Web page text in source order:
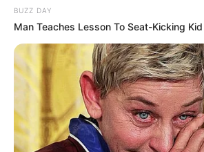
BUZZ DAY
Man Teaches Lesson To Seat-Kicking